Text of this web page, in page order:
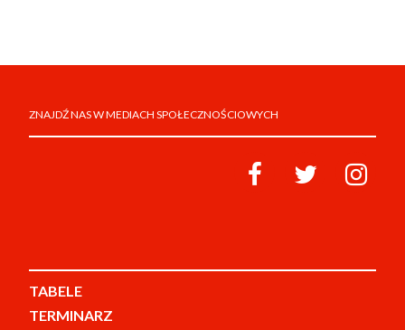
ZNAJDŹ NAS W MEDIACH SPOŁECZNOŚCIOWYCH
TABELE
TERMINARZ